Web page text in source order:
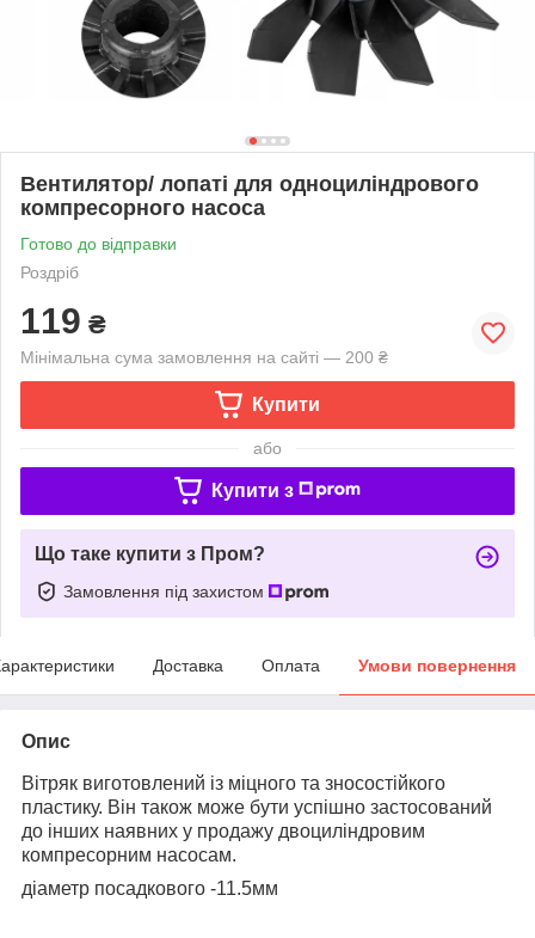
Вентилятор/ лопаті для одноциліндрового
компресорного насоса
Готово до відправки
Роздріб
119 ₴
Мінімальна сума замовлення на сайті — 200 ₴
Купити
або
Купити з
Що таке купити з Пром?
Замовлення під захистом
Доставка Оплата Умови повернення
Опис
Вітряк виготовлений із міцного та зносостійкого
пластику. Він також може бути успішно застосований
до інших наявних у продажу двоциліндровим
компресорним насосам.
діаметр посадкового -11.5мм